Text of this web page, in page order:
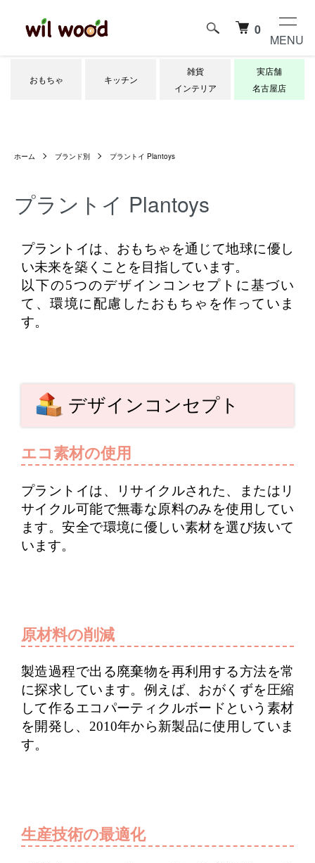
0
MENU
おもちゃ キッチン
雑貨
インテリア
実店舗
名古屋店
ホーム ブランド別 プラントイ Plantoys
プラントイ Plantoys
プラントイは、おもちゃを通じて地球に優し
い未来を築くことを目指しています。
以下の5つのデザインコンセプトに基づい
て、環境に配慮したおもちゃを作っていま
す。
デザインコンセプト
エコ素材の使用
プラントイは、リサイクルされた、またはリ
サイクル可能で無毒な原料のみを使用してい
ます。安全で環境に優しい素材を選び抜いて
います。
原材料の削減
製造過程で出る廃棄物を再利用する方法を常
に探求しています。例えば、おがくずを圧縮
して作るエコパーティクルボードという素材
を開発し、2010年から新製品に使用していま
す。
生産技術の最適化